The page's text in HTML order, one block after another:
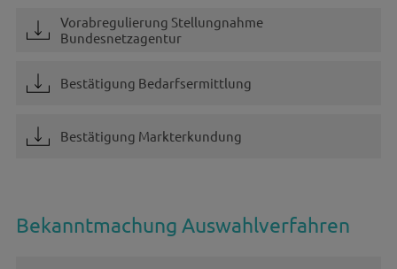
Vorabregulierung Stellungnahme
Bundesnetzagentur
Bestätigung Bedarfsermittlung
Bestätigung Markterkundung
Bekanntmachung Auswahlverfahren